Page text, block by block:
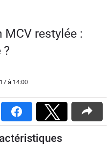
MCV restylée :
?
à 14:00